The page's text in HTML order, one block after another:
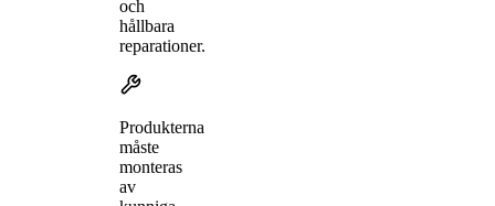
och
hållbara
reparationer.
Produkterna
måste
monteras
av